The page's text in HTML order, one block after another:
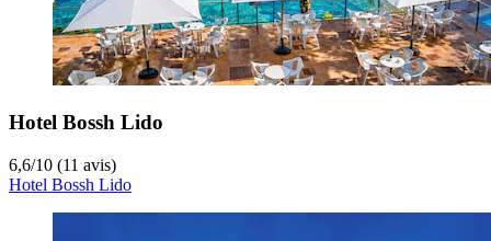
Hotel Bossh Lido
6,6/10 (11 avis)
Hotel Bossh Lido